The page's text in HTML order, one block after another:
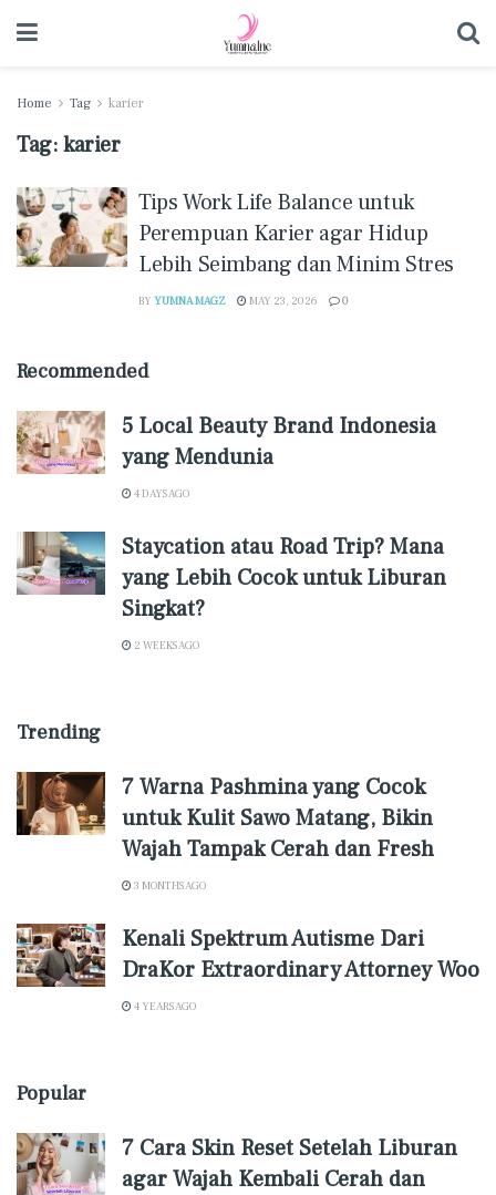
Home Tag karier
Tag:karier
Tips Work Life Balance untuk
Perempuan Karier agar Hidup
Lebih Seimbang dan Minim Stres
BY YUMNA MAGZ MAY 23, 2026 0
Recommended
5 Local Beauty Brand Indonesia
yang Mendunia
4 DAYS AGO
Staycation atau Road Trip? Mana
yang Lebih Cocok untuk Liburan
Singkat?
2 WEEKS AGO
Trending
7 Warna Pashmina yang Cocok
untuk Kulit Sawo Matang, Bikin
Wajah Tampak Cerah dan Fresh
3 MONTHS AGO
Kenali Spektrum Autisme Dari
DraKor Extraordinary Attorney Woo
4 YEARS AGO
Popular
7 Cara Skin Reset Setelah Liburan
agar Wajah Kembali Cerah dan